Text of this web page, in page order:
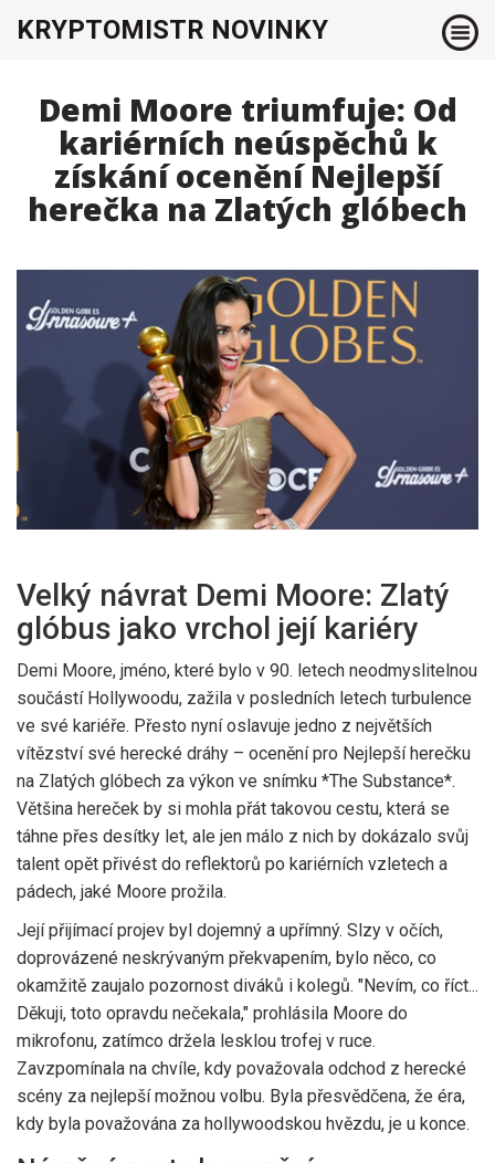
KRYPTOMISTR NOVINKY
Demi Moore triumfuje: Od
kariérních neúspěchů k
získání ocenění Nejlepší
herečka na Zlatých glóbech
Velký návrat Demi Moore: Zlatý
glóbus jako vrchol její kariéry
Demi Moore, jméno, které bylo v 90. letech neodmyslitelnou
součástí Hollywoodu, zažila v posledních letech turbulence
ve své kariéře. Přesto nyní oslavuje jedno z největších
vítězství své herecké dráhy – ocenění pro Nejlepší herečku
na Zlatých glóbech za výkon ve snímku *The Substance*.
Většina hereček by si mohla přát takovou cestu, která se
táhne přes desítky let, ale jen málo z nich by dokázalo svůj
talent opět přivést do reflektorů po kariérních vzletech a
pádech, jaké Moore prožila.
Její přijímací projev byl dojemný a upřímný. Slzy v očích,
doprovázené neskrývaným překvapením, bylo něco, co
okamžitě zaujalo pozornost diváků i kolegů. "Nevím, co říct...
Děkuji, toto opravdu nečekala," prohlásila Moore do
mikrofonu, zatímco držela lesklou trofej v ruce.
Zavzpomínala na chvíle, kdy považovala odchod z herecké
scény za nejlepší možnou volbu. Byla přesvědčena, že éra,
kdy byla považována za hollywoodskou hvězdu, je u konce.